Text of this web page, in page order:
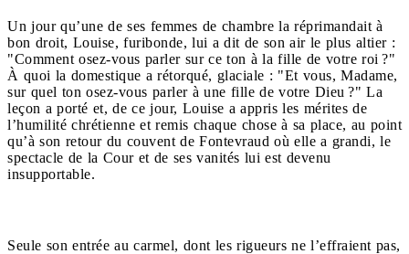
Un jour qu’une de ses femmes de chambre la réprimandait à
bon droit, Louise, furibonde, lui a dit de son air le plus altier :
"Comment osez-vous parler sur ce ton à la fille de votre roi ?"
À quoi la domestique a rétorqué, glaciale : "Et vous, Madame,
sur quel ton osez-vous parler à une fille de votre Dieu ?" La
leçon a porté et, de ce jour, Louise a appris les mérites de
l’humilité chrétienne et remis chaque chose à sa place, au point
qu’à son retour du couvent de Fontevraud où elle a grandi, le
spectacle de la Cour et de ses vanités lui est devenu
insupportable.
Seule son entrée au carmel, dont les rigueurs ne l’effraient pas,